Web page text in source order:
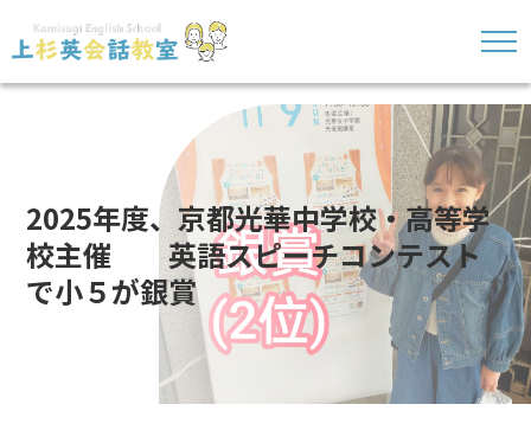
2025年度、京都光華中学校・高等学
校主催 英語スピーチコンテスト
で小５が銀賞